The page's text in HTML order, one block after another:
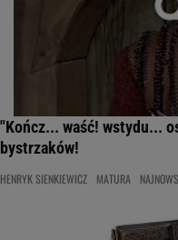
"Kończ... waść! wstydu...
bystrzaków!
HENRYK SIENKIEWICZ MATURA